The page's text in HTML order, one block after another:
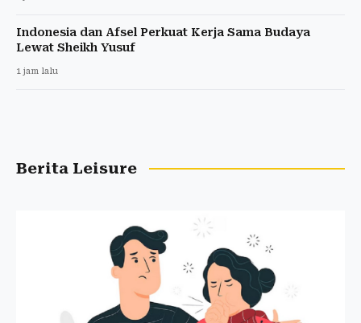
Indonesia dan Afsel Perkuat Kerja Sama Budaya
Lewat Sheikh Yusuf
1 jam lalu
Berita Leisure